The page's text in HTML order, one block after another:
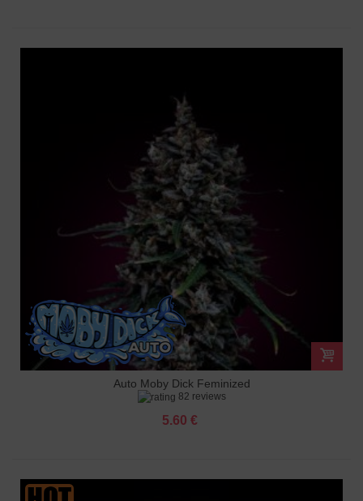
Auto Moby Dick Feminized
82 reviews
5.60 €